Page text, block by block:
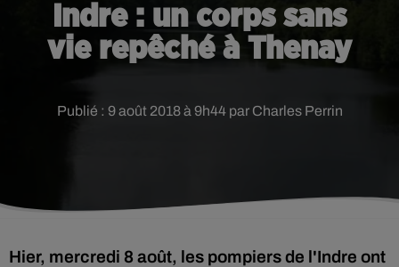
Indre : un corps sans
vie repêché à Thenay
Publié : 9 août 2018 à 9h44 par Charles Perrin
Hier, mercredi 8 août, les pompiers de l'Indre ont